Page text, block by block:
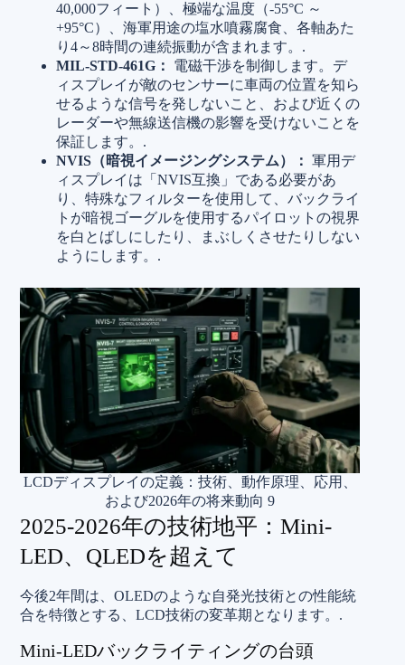
40,000フィート）、極端な温度（-55°C ～
+95°C）、海軍用途の塩水噴霧腐食、各軸あた
り4～8時間の連続振動が含まれます。.
MIL-STD-461G：
電磁干渉を制御します。デ
ィスプレイが敵のセンサーに車両の位置を知ら
せるような信号を発しないこと、および近くの
レーダーや無線送信機の影響を受けないことを
保証します。.
NVIS（暗視イメージングシステム）： 軍用デ
ィスプレイは「NVIS互換」である必要があ
り、特殊なフィルターを使用して、バックライ
トが暗視ゴーグルを使用するパイロットの視界
を白とばしにしたり、まぶしくさせたりしない
ようにします。.
LCDディスプレイの定義：技術、動作原理、応用、
および2026年の将来動向 9
2025-2026年の技術地平：Mini-
LED、QLEDを超えて
今後2年間は、OLEDのような自発光技術との性能統
合を特徴とする、LCD技術の変革期となります。.
Mini-LEDバックライティングの台頭